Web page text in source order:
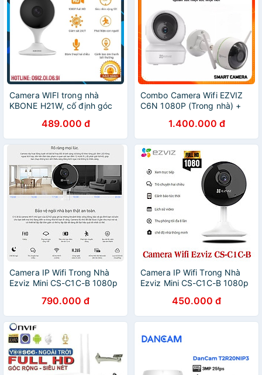
Camera WIFI trong nhà
KBONE H21W, cố định góc
489.000 đ
Combo Camera Wifi EZVIZ
C6N 1080P (Trong nhà) +
Chính hãng1.400.000 đ
Camera IP Wifi Trong Nhà
Ezviz Mini CS-C1C-B 1080p
790.000 đ
Camera IP Wifi Trong Nhà
Ezviz Mini CS-C1C-B 1080p
450.000 đ